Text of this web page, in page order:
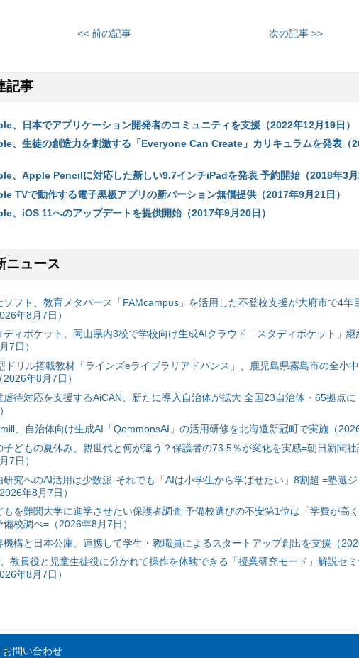
<< 前の記事 次の記事 >>
記事
、日本でアプリケーション開発者のコミュニティを支援（2022年12月19日）
、生徒の創造力を刺激する「Everyone Can Create」カリキュラムを発表（
、Apple Pencilに対応した新しい9.7インチiPadを発表 予約開始（2018年3月
TVで動作する電子黒板アプリの新バーション無償提供（2017年9月21日）
、iOS 11へのアップデートを提供開始（2017年9月20日）
ニュース
ソフト、教育メタバース「FAMcampus」を活用した不登校支援が大府市で4年
年8月7日）
ディポケット、岡山県内3校で学校向け生成AIクラウド「スタディポケット」
7日）
ドリル搭載教材「ラインズeライブラリアドバンス」、鹿児島県霧島市の全小
2026年8月7日）
虐待対応を支援するAiCAN、新たに導入自治体が拡大 全国23自治体・65拠点に
、自治体向け生成AI「QommonsAI」の活用研修を北海道新冠町で実施（2026
子どもの夏休み、親世代と何が違う？保護者の73.5％が変化を実感=朝日新聞
7日）
研究へのAI活用は少数派-それでも「AIは小学生から学ばせたい」8割超 =塾選
年8月7日）
もを難関大学に進学させたい保護者調査 予備校選びの不安第1位は「学費が高
備校調べ=（2026年8月7日）
機構と日本公庫、連携して学生・教職員によるスタートアップ創出を支援（
教員役と児童生徒役に分かれて操作を体験できる「授業研究モード」解説セ
年8月7日）
お問い合わせ